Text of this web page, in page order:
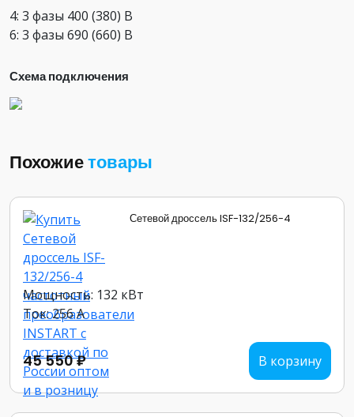
4: 3 фазы 400 (380) В
6: 3 фазы 690 (660) В
Схема подключения
Похожиетовары
Сетевой дроссель ISF-132/256-4
Мощность: 132 кВт
Ток: 256 А
45 550 ₽ В корзину